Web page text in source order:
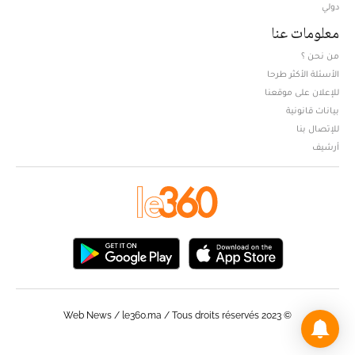
دولي
معلومات عنا
من نحن ؟
الأسئلة الأكثر طرحا
للإعلان على موقعنا
بيانات قانونية
للإتصال بنا
أرشيف
© Web News / le360.ma / Tous droits réservés 2023